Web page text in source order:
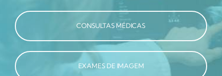
CONSULTAS MÉDICAS
EXAMES DE IMAGEM